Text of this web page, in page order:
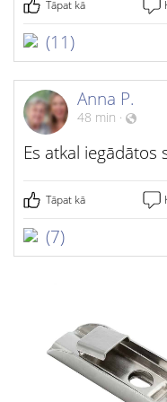
Tāpat kā
(11)
Anna P.
48 min ·
Es atkal iegādātos
Tāpat kā
(7)